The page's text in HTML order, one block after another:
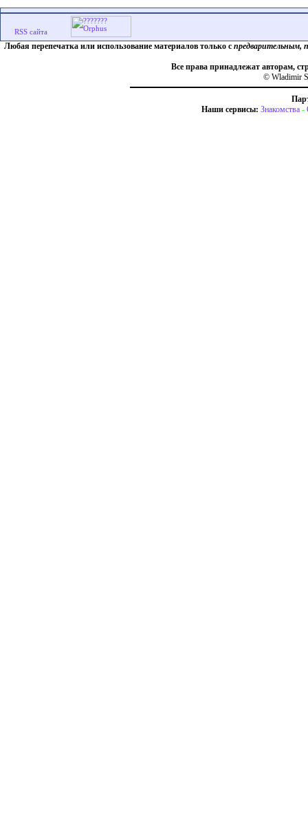
Любая перепечатка или использование материалов только с предварительным,
Все права принадлежат авторам,
© Wladimir
Наши сервисы: Знакомства -